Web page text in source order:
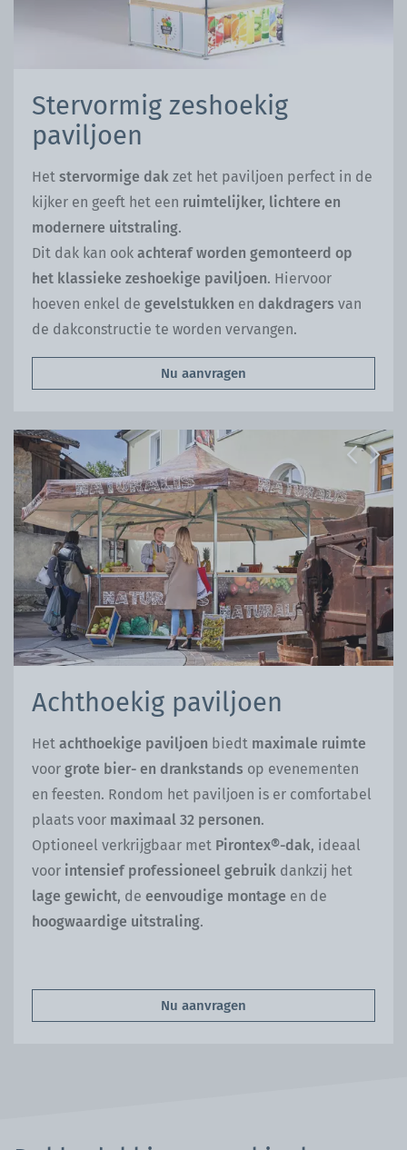
Stervormig zeshoekig
paviljoen
Het stervormige dak zet het paviljoen perfect in de
kijker en geeft het een ruimtelijker, lichtere en
modernere uitstraling.
Dit dak kan ook achteraf worden gemonteerd op
het klassieke zeshoekige paviljoen. Hiervoor
hoeven enkel de gevelstukken en dakdragers van
de dakconstructie te worden vervangen.
Nu aanvragen
Previous
Next
Achthoekig paviljoen
Het achthoekige paviljoen biedt maximale ruimte
voor grote bier- en drankstands op evenementen
en feesten. Rondom het paviljoen is er comfortabel
plaats voor maximaal 32 personen.
Optioneel verkrijgbaar met Pirontex®-dak, ideaal
voor intensief professioneel gebruik dankzij het
lage gewicht, de eenvoudige montage en de
hoogwaardige uitstraling.
Nu aanvragen